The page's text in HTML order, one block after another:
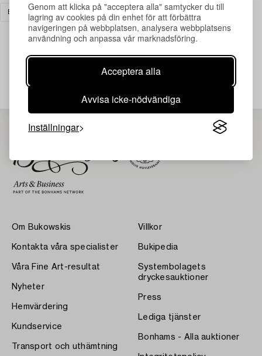
Genom att klicka på "acceptera alla" samtycker du till
lagring av cookies på din enhet för att förbättra
navigeringen på webbplatsen, analysera webbplatsens
användning och anpassa vår marknadsföring.
Acceptera alla
Avvisa icke-nödvändiga
Inställningar
BÖCKER & HANDSKRIFTER GRAFIK RENSA ALLA
Din sökning gav ingen träff just nu.
Om Bukowskis
Kontakta våra specialister
Våra Fine Art-resultat
Nyheter
Hemvärdering
Kundservice
Transport och uthämtning
Villkor
Bukipedia
Systembolagets
dryckesauktioner
Press
Lediga tjänster
Bonhams - Alla auktioner